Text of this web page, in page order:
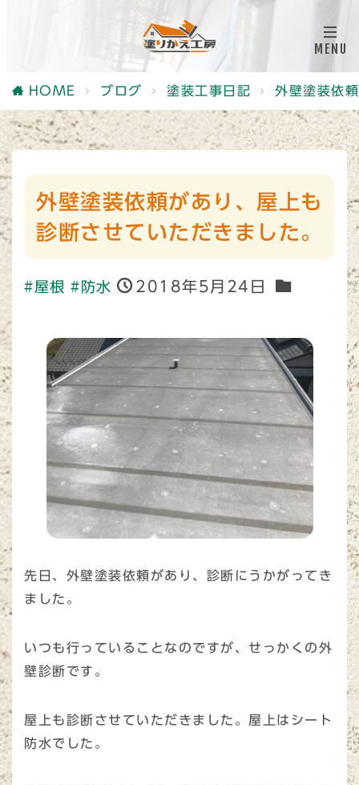
HOME ブログ 塗装工事日記 外壁塗装依
外壁塗装依頼があり、屋上も
診断させていただきました。
#屋根 #防水 2018年5月24日
先日、外壁塗装依頼があり、診断にうかがってき
ました。
いつも行っていることなのですが、せっかくの外
壁診断です。
屋上も診断させていただきました。屋上はシート
防水でした。